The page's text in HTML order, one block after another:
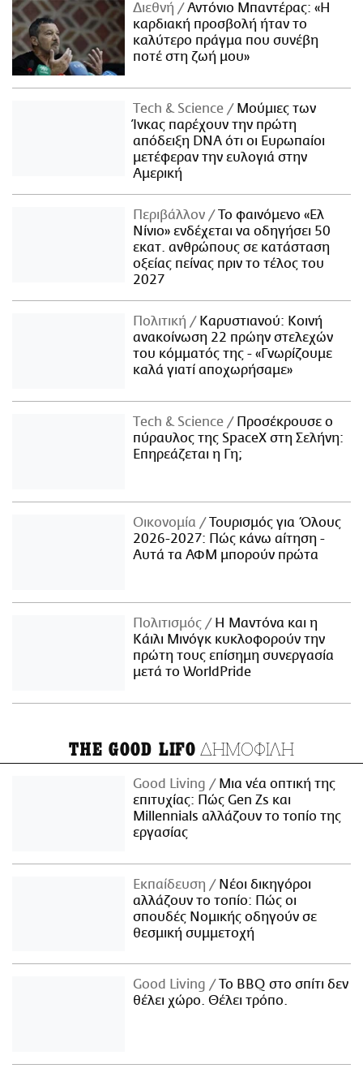
Διεθνή
Αντόνιο Μπαντέρας: «Η
καρδιακή προσβολή ήταν το
καλύτερο πράγμα που συνέβη
ποτέ στη ζωή μου»
Τech & Science
Μούμιες των
Ίνκας παρέχουν την πρώτη
απόδειξη DNA ότι οι Ευρωπαίοι
μετέφεραν την ευλογιά στην
Αμερική
Περιβάλλον
Το φαινόμενο «Ελ
Νίνιο» ενδέχεται να οδηγήσει 50
εκατ. ανθρώπους σε κατάσταση
οξείας πείνας πριν το τέλος του
2027
Πολιτική
Καρυστιανού: Κοινή
ανακοίνωση 22 πρώην στελεχών
του κόμματός της - «Γνωρίζουμε
καλά γιατί αποχωρήσαμε»
Τech & Science
Προσέκρουσε ο
πύραυλος της SpaceX στη Σελήνη:
Επηρεάζεται η Γη;
Οικονομία
Τουρισμός για Όλους
2026-2027: Πώς κάνω αίτηση -
Αυτά τα ΑΦΜ μπορούν πρώτα
Πολιτισμός
Η Μαντόνα και η
Κάιλι Μινόγκ κυκλοφορούν την
πρώτη τους επίσημη συνεργασία
μετά το WorldPride
THE GOOD LIFO ΔΗΜΟΦΙΛΗ
Good Living
Μια νέα οπτική της
επιτυχίας: Πώς Gen Zs και
Millennials αλλάζουν το τοπίο της
εργασίας
Εκπαίδευση
Νέοι δικηγόροι
αλλάζουν το τοπίο: Πώς οι
σπουδές Νομικής οδηγούν σε
θεσμική συμμετοχή
Good Living
Το BBQ στο σπίτι δεν
θέλει χώρο. Θέλει τρόπο.